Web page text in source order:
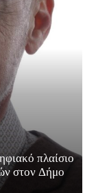
πλαίσιο
στον Δήμο